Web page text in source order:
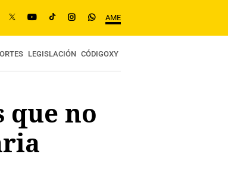
AME
LEGISLACIÓN CÓDIGOXY
que no